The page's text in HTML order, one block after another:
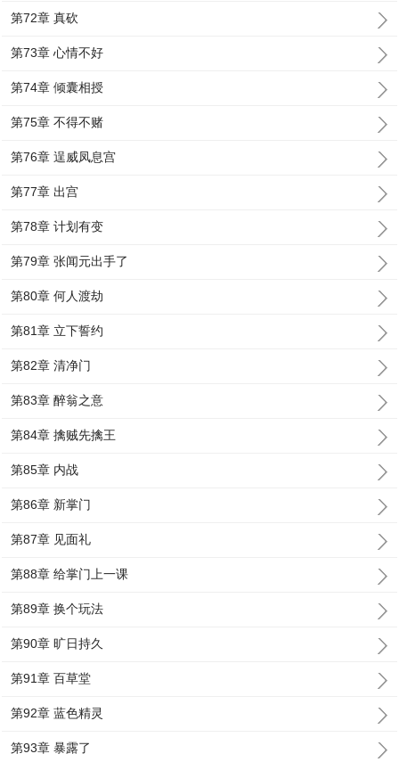
第72章 真砍
第73章 心情不好
第74章 倾囊相授
第75章 不得不赌
第76章 逞威凤息宫
第77章 出宫
第78章 计划有变
第79章 张闻元出手了
第80章 何人渡劫
第81章 立下誓约
第82章 清净门
第83章 醉翁之意
第84章 擒贼先擒王
第85章 内战
第86章 新掌门
第87章 见面礼
第88章 给掌门上一课
第89章 换个玩法
第90章 旷日持久
第91章 百草堂
第92章 蓝色精灵
第93章 暴露了